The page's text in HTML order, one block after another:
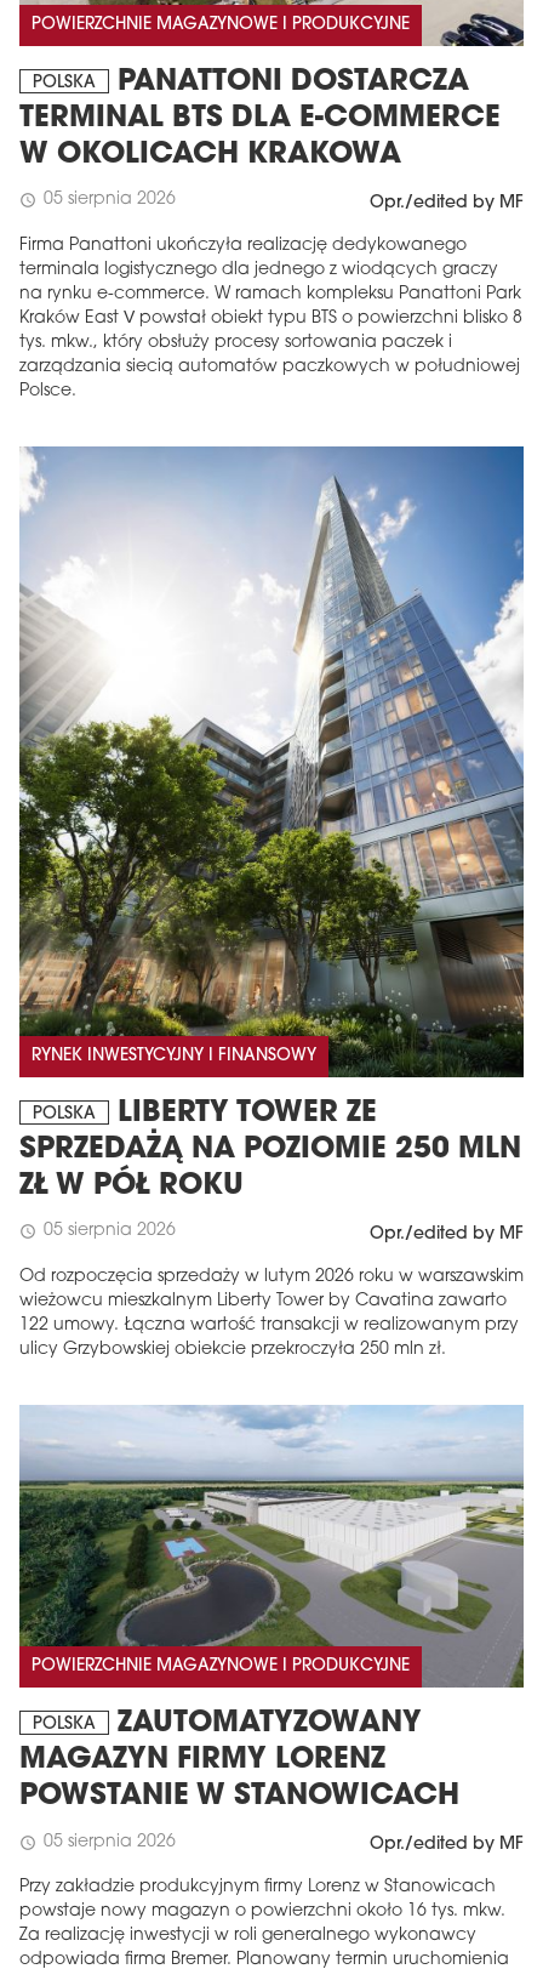
POWIERZCHNIE MAGAZYNOWE I PRODUKCYJNE
POLSKA
PANATTONI DOSTARCZA
TERMINAL BTS DLA E-COMMERCE
W OKOLICACH KRAKOWA
schedule 05 sierpnia 2026 Opr./edited by MF
Firma Panattoni ukończyła realizację dedykowanego
terminala logistycznego dla jednego z wiodących graczy
na rynku e-commerce. W ramach kompleksu Panattoni Park
Kraków East V powstał obiekt typu BTS o powierzchni blisko 8
tys. mkw., który obsłuży procesy sortowania paczek i
zarządzania siecią automatów paczkowych w południowej
Polsce.
RYNEK INWESTYCYJNY I FINANSOWY
POLSKA
LIBERTY TOWER ZE
SPRZEDAŻĄ NA POZIOMIE 250 MLN
ZŁ W PÓŁ ROKU
schedule 05 sierpnia 2026 Opr./edited by MF
Od rozpoczęcia sprzedaży w lutym 2026 roku w warszawskim
wieżowcu mieszkalnym Liberty Tower by Cavatina zawarto
122 umowy. Łączna wartość transakcji w realizowanym przy
ulicy Grzybowskiej obiekcie przekroczyła 250 mln zł.
POWIERZCHNIE MAGAZYNOWE I PRODUKCYJNE
POLSKA
ZAUTOMATYZOWANY
MAGAZYN FIRMY LORENZ
POWSTANIE W STANOWICACH
schedule 05 sierpnia 2026 Opr./edited by MF
Przy zakładzie produkcyjnym firmy Lorenz w Stanowicach
powstaje nowy magazyn o powierzchni około 16 tys. mkw.
Za realizację inwestycji w roli generalnego wykonawcy
odpowiada firma Bremer. Planowany termin uruchomienia